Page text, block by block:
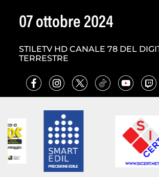
07 ottobre 2024
STILETV HD CANALE 78 DEL
TERRESTRE